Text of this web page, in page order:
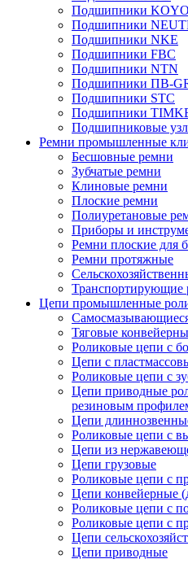
Подшипники KOYO
Подшипники
Подшипники NKE
Подшипники FBC
Подшипники NTN
Подшипники ПВ-
Подшипники STC
Подшипники
Подшипниковые
Ремни промышленные
Бесшовные ремни
Зубчатые ремни
Клиновые ремни
Плоские ремни
Полиуретановые
Приборы и
Ремни плоские для
Ремни протяжные
Транспортирующие
Цепи промышленные
Тяговые
Роликовые цепи с
Цепи с
Роликовые цепи с
Цепи приводные
резиновым
Цепи
Роликовые цепи с
Цепи из
Цепи грузовые
Роликовые цепи с
Цепи конвейерные
Роликовые цепи с
Роликовые цепи с
Цепи
Цепи приводные